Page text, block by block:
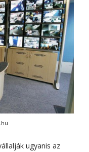
ugyanis az